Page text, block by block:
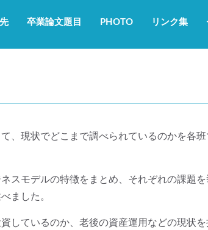
卒業論文題目 PHOTO リンク集
、現状でどこまで調べられているのかを各班
スモデルの特徴をまとめ、それぞれの課題を
ました。
しているのか、老後の資産運用などの現状を